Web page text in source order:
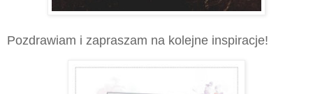
Pozdrawiam i zapraszam na kolejne inspiracje!